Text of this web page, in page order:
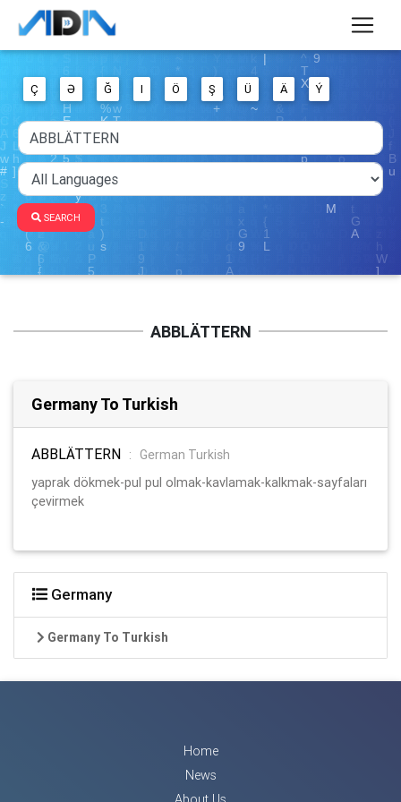
Ç Ə Ğ I Ö Ş Ü Ä Ý
SEARCH
ABBLÄTTERN
Germany To Turkish
ABBLÄTTERN :
German Turkish
yaprak dökmek-pul pul olmak-kavlamak-kalkmak-sayfaları
çevirmek
Germany
Germany To Turkish
Home
News